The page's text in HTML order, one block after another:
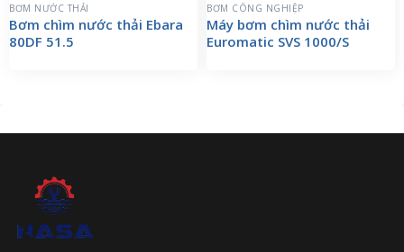
BƠM NƯỚC THẢI
Bơm chìm nước thải Ebara
80DF 51.5
BƠM CÔNG NGHIỆP
Máy bơm chìm nước thải
Euromatic SVS 1000/S